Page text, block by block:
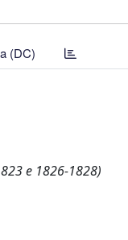
(DC)
e 1826-1828)